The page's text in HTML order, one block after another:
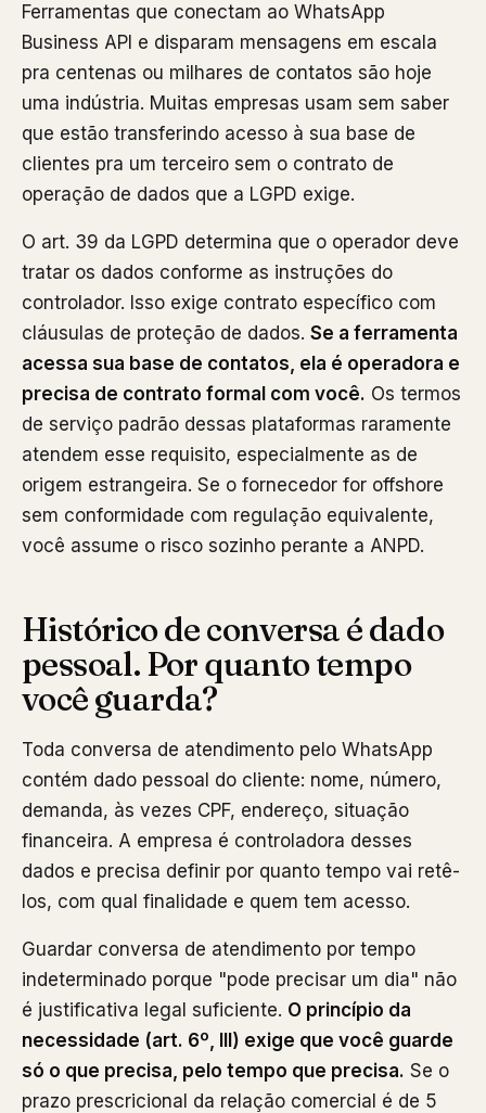
Ferramentas que conectam ao WhatsApp
Business API e disparam mensagens em escala
pra centenas ou milhares de contatos são hoje
uma indústria. Muitas empresas usam sem saber
que estão transferindo acesso à sua base de
clientes pra um terceiro sem o contrato de
operação de dados que a LGPD exige.
O art. 39 da LGPD determina que o operador deve
tratar os dados conforme as instruções do
controlador. Isso exige contrato específico com
cláusulas de proteção de dados. Se a ferramenta
acessa sua base de contatos, ela é operadora e
precisa de contrato formal com você. Os termos
de serviço padrão dessas plataformas raramente
atendem esse requisito, especialmente as de
origem estrangeira. Se o fornecedor for offshore
sem conformidade com regulação equivalente,
você assume o risco sozinho perante a ANPD.
Histórico de conversa é dado
pessoal. Por quanto tempo
você guarda?
Toda conversa de atendimento pelo WhatsApp
contém dado pessoal do cliente: nome, número,
demanda, às vezes CPF, endereço, situação
financeira. A empresa é controladora desses
dados e precisa definir por quanto tempo vai retê-
los, com qual finalidade e quem tem acesso.
Guardar conversa de atendimento por tempo
indeterminado porque "pode precisar um dia" não
é justificativa legal suficiente. O princípio da
necessidade (art. 6º, III) exige que você guarde
só o que precisa, pelo tempo que precisa. Se o
prazo prescricional da relação comercial é de 5